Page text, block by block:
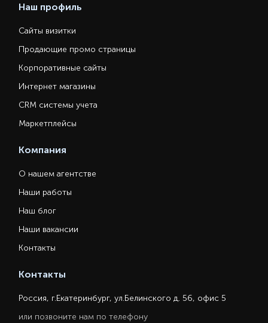
Наш профиль
Сайты визитки
Продающие промо страницы
Корпоративные сайты
Интернет магазины
CRM системы учета
Маркетплейсы
Компания
О нашем агентстве
Наши работы
Наш блог
Наши вакансии
Контакты
Контакты
Россия, г.Екатеринбург, ул.Белинского д. 56, офис 5
или позвоните нам по телефону